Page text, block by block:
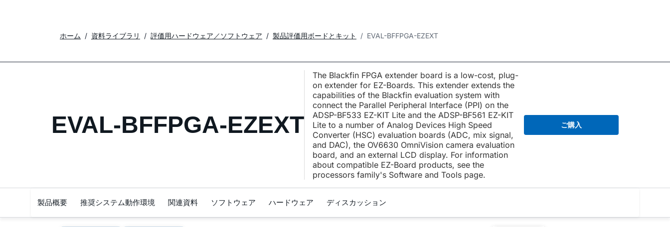
ホーム 資料ライブラリ 評価用ハードウェア／ソフトウェア 製品評価用ボードとキット EVAL-BFFPGA-EZEXT
EVAL-BFFPGA-EZEXT
The Blackfin FPGA extender board is a low-cost, plug-
on extender for EZ-Boards. This extender extends the
capabilities of the Blackfin evaluation system with
connect the Parallel Peripheral Interface (PPI) on the
ADSP-BF533 EZ-KIT Lite and the ADSP-BF561 EZ-KIT
Lite to a number of Analog Devices High Speed
Converter (HSC) evaluation boards (ADC, mix signal,
and DAC), the OV6630 OmniVision camera evaluation
board, and an external LCD display. For information
about compatible EZ-Board products, see the
processors family's Software and Tools page.
ご購入
製品概要 推奨システム動作環境 関連資料 ソフトウェア ハードウェア ディスカッション